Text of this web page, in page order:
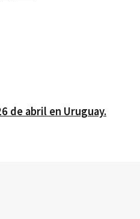
de abril en Uruguay.